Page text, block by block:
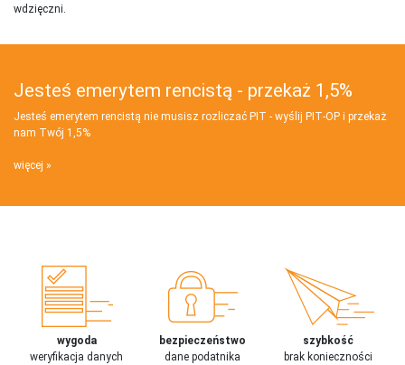
wdzięczni.
Jesteś emerytem rencistą - przekaż 1,5%
Jesteś emerytem rencistą nie musisz rozliczać PIT - wyślij PIT‑OP i przekaż
nam Twój 1,5%
więcej
wygoda
weryfikacja danych
bezpieczeństwo
dane podatnika
szybkość
brak konieczności